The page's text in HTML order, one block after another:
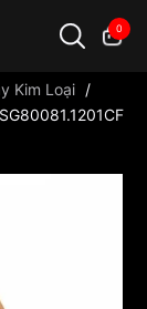
0
Kim Loại /